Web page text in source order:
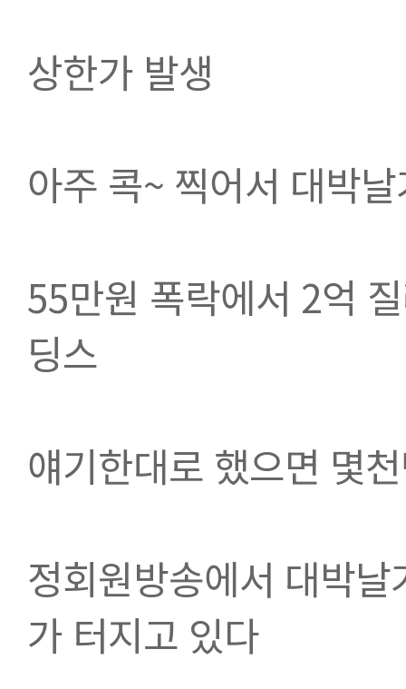
상한가 발생
아주 콕~ 찍어서 대박
55만원 폭락에서 2억
딩스
얘기한대로 했으면 몇
정회원방송에서 대박
가 터지고 있다